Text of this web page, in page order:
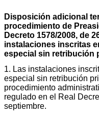
Disposición adicional
procedimiento de
Decreto 1578/2008, de
instalaciones inscritas
especial sin retribución
1. Las instalaciones
especial sin retribución
procedimiento
regulado en el Real
septiembre.